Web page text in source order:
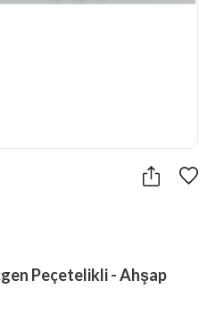
Peçetelikli - Ahşap